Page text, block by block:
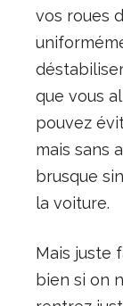
vos roues
que vous
pouvez
mais sans
brusque
la voiture.
Mais juste
bien si on